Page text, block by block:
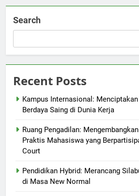
Search
Recent Posts
Kampus Internasional:
Berdaya Saing di Dunia Kerja
Ruang Pengadilan:
Praktis Mahasiswa yang
Court
Pendidikan Hybrid: Merancang
di Masa New Normal